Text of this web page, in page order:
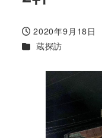
投稿日
2020年9月18日
カテゴリー
蔵探訪